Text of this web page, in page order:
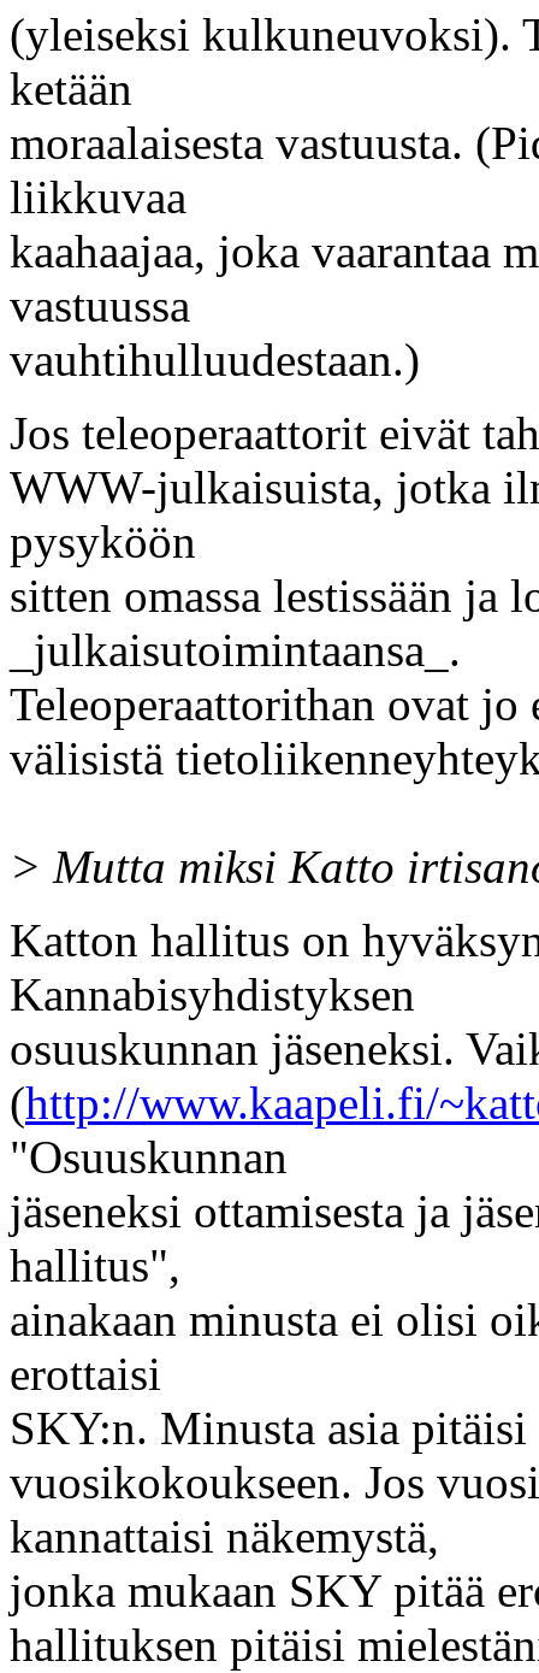
(yleiseksi kulkuneuvoksi).
ketään
moraalaisesta vastuusta.
liikkuvaa
kaahaajaa, joka vaarantaa
vastuussa
vauhtihulluudestaan.)
Jos teleoperaattorit eivät
WWW-julkaisuista, jotka
pysyköön
sitten omassa lestissään ja
_julkaisutoimintaansa_.
Teleoperaattorithan ovat jo
välisistä
> Mutta miksi Katto
Katton hallitus on
Kannabisyhdistyksen
osuuskunnan jäseneksi.
(http://www.kaapeli.fi/
"Osuuskunnan
jäseneksi ottamisesta ja
hallitus",
ainakaan minusta ei olisi
erottaisi
SKY:n. Minusta asia pitäisi
vuosikokoukseen. Jos
kannattaisi näkemystä,
jonka mukaan SKY pitää
hallituksen pitäisi